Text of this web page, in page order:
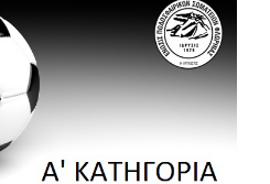
(17η
Αγωνιστική)”